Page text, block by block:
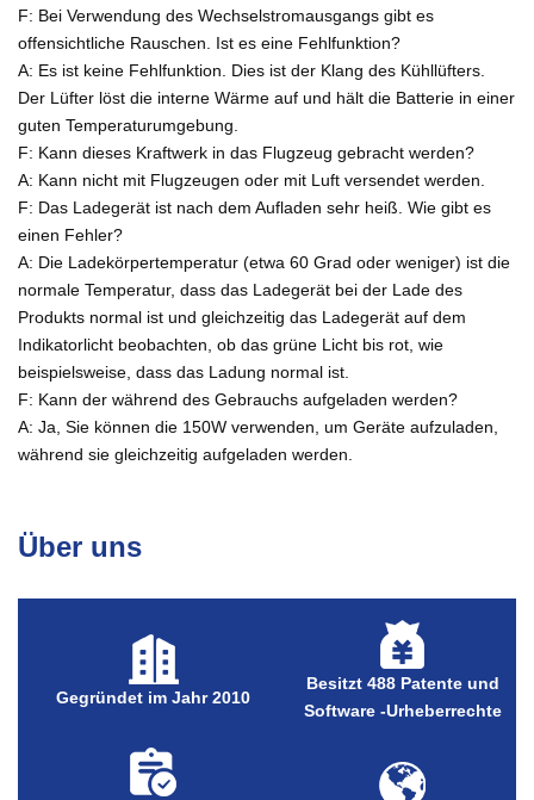
F: Bei Verwendung des Wechselstromausgangs gibt es
offensichtliche Rauschen. Ist es eine Fehlfunktion?
A: Es ist keine Fehlfunktion. Dies ist der Klang des Kühllüfters.
Der Lüfter löst die interne Wärme auf und hält die Batterie in einer
guten Temperaturumgebung.
F: Kann dieses Kraftwerk in das Flugzeug gebracht werden?
A: Kann nicht mit Flugzeugen oder mit Luft versendet werden.
F: Das Ladegerät ist nach dem Aufladen sehr heiß. Wie gibt es
einen Fehler?
A: Die Ladekörpertemperatur (etwa 60 Grad oder weniger) ist die
normale Temperatur, dass das Ladegerät bei der Lade des
Produkts normal ist und gleichzeitig das Ladegerät auf dem
Indikatorlicht beobachten, ob das grüne Licht bis rot, wie
beispielsweise, dass das Ladung normal ist.
F: Kann der während des Gebrauchs aufgeladen werden?
A: Ja, Sie können die 150W verwenden, um Geräte aufzuladen,
während sie gleichzeitig aufgeladen werden.
Über uns
Gegründet im Jahr 2010
Besitzt 488 Patente und
Software -Urheberrechte